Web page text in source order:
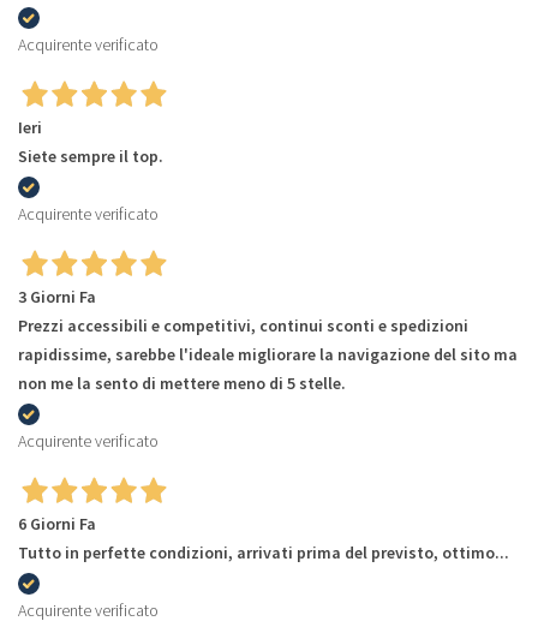
Acquirente verificato
Ieri
Siete sempre il top.
Acquirente verificato
3 Giorni Fa
Prezzi accessibili e competitivi, continui sconti e spedizioni
rapidissime, sarebbe l'ideale migliorare la navigazione del sito ma
non me la sento di mettere meno di 5 stelle.
Acquirente verificato
6 Giorni Fa
Tutto in perfette condizioni, arrivati prima del previsto, ottimo...
Acquirente verificato